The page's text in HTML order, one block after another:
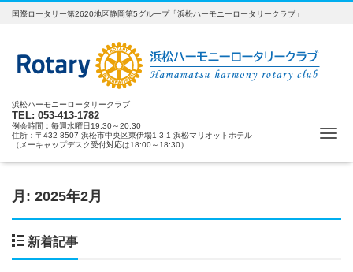
国際ロータリー第2620地区静岡第5グループ「浜松ハーモニーロータリークラブ」
浜松ハーモニーロータリークラブ
TEL: 053-413-1782
例会時間：毎週水曜日19:30～20:30
住所：〒432-8507 浜松市中央区東伊場1-3-1 浜松マリオットホテル
（メーキャップデスク受付対応は18:00～18:30）
ナ
月: 2025年2月
新着記事